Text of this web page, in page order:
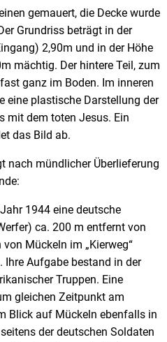
gemauert, die Decke wurde
Grundriss beträgt in der
2,90m und in der Höhe
mächtig. Der hintere Teil, zum
ganz im Boden. Im inneren
eine plastische Darstellung der
mit dem toten Jesus. Ein
das Bild ab.
nach mündlicher Überlieferung
1944 eine deutsche
ca. 200 m entfernt von
Mückeln im „Kierweg“
Ihre Aufgabe bestand in der
Truppen. Eine
gleichen Zeitpunkt am
Blick auf Mückeln ebenfalls in
der deutschen Soldaten